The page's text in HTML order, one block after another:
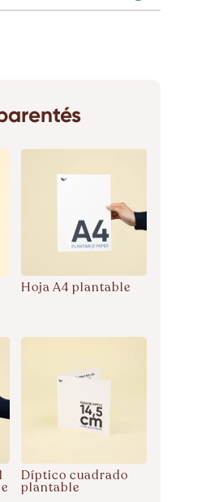
Hoja A4 plantable
Díptico cuadrado
plantable